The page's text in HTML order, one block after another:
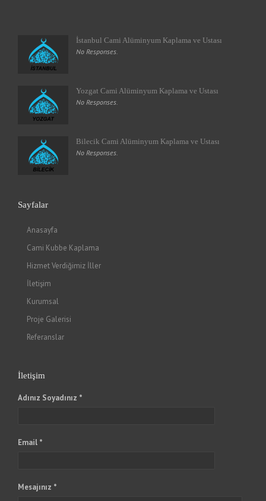
İstanbul Cami Alüminyum Kaplama ve Ustası
No Responses.
Yozgat Cami Alüminyum Kaplama ve Ustası
No Responses.
Bilecik Cami Alüminyum Kaplama ve Ustası
No Responses.
Sayfalar
Anasayfa
Cami Kubbe Kaplama
Hizmet Verdiğimiz İller
İletişim
Kurumsal
Proje Galerisi
Referanslar
İletişim
Adınız Soyadınız *
Email *
Mesajınız *